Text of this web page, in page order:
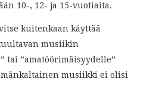
10-, 12- ja 15-vuotiaita.
kuitenkaan käyttää
musiikin
tai ”amatöörimäisyydelle”
musiikki ei olisi